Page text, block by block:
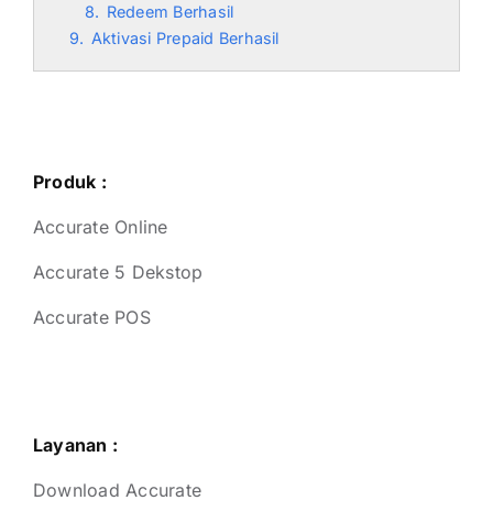
8. Redeem Berhasil
9. Aktivasi Prepaid Berhasil
Produk :
Accurate Online
Accurate 5 Dekstop
Accurate POS
Layanan :
Download Accurate